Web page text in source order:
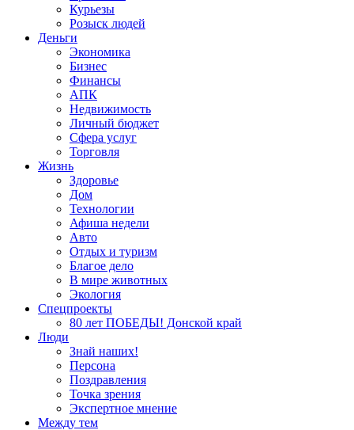
Курьезы
Розыск людей
Деньги
Экономика
Бизнес
Финансы
АПК
Недвижимость
Личный бюджет
Сфера услуг
Торговля
Жизнь
Здоровье
Дом
Технологии
Афиша недели
Авто
Отдых и туризм
Благое дело
В мире животных
Экология
Спецпроекты
80 лет ПОБЕДЫ! Донской край
Люди
Знай наших!
Персона
Поздравления
Точка зрения
Экспертное мнение
Между тем